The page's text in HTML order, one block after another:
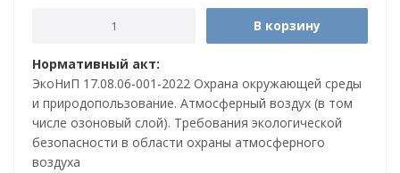
В корзину
Нормативный акт:
ЭкоНиП 17.08.06-001-2022 Охрана окружающей среды
и природопользование. Атмосферный воздух (в том
числе озоновый слой). Требования экологической
безопасности в области охраны атмосферного
воздуха